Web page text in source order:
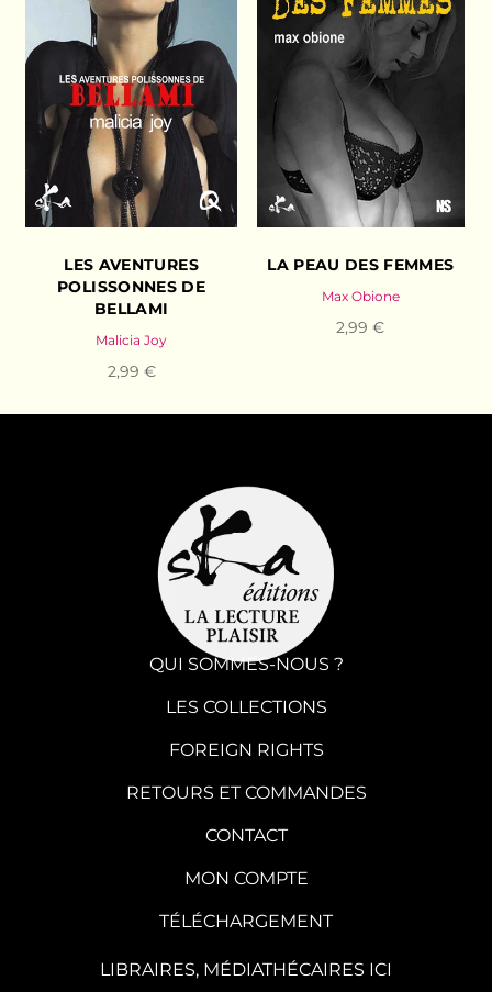
LES AVENTURES
POLISSONNES DE
BELLAMI
Malicia Joy
2,99 €
LA PEAU DES FEMMES
Max Obione
2,99 €
QUI SOMMES-NOUS ?
LES COLLECTIONS
FOREIGN RIGHTS
RETOURS ET COMMANDES
CONTACT
MON COMPTE
TÉLÉCHARGEMENT
LIBRAIRES, MÉDIATHÉCAIRES ICI